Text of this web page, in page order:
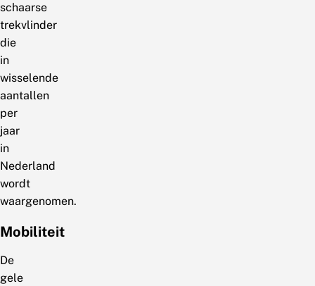
schaarse
trekvlinder
die
in
wisselende
aantallen
per
jaar
in
Nederland
wordt
waargenomen.
Mobiliteit
De
gele